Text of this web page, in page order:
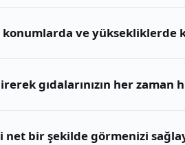
ve
gıdalarınızın her zaman
net bir şekilde görmenizi